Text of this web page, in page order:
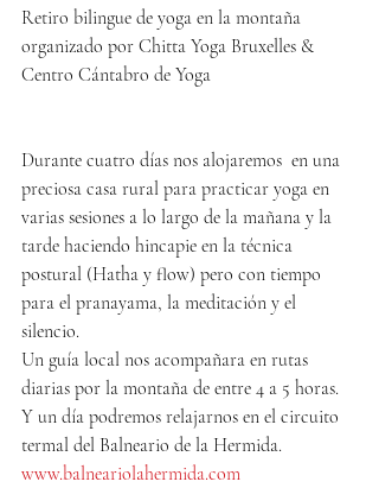
Retiro bilingue de yoga en la montaña
organizado por Chitta Yoga Bruxelles &
Centro Cántabro de Yoga
Durante cuatro días nos alojaremos  en una
preciosa casa rural para practicar yoga en
varias sesiones a lo largo de la mañana y la
tarde haciendo hincapie en la técnica
postural (Hatha y flow) pero con tiempo
para el pranayama, la meditación y el
silencio.
Un guía local nos acompañara en rutas
diarias por la montaña de entre 4 a 5 horas.
Y un día podremos relajarnos en el circuito
termal del Balneario de la Hermida.
www.balneariolahermida.com